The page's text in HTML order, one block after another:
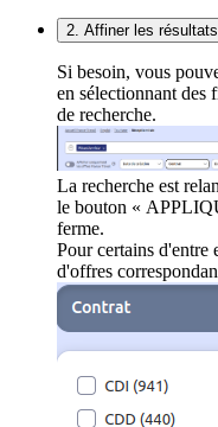
2. Affiner les
Si besoin, vous
en sélectionnant des
de recherche.
La recherche est
le bouton «
ferme.
Pour certains d'entre
d'offres